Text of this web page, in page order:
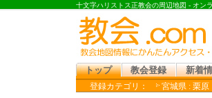
十文字ハリストス正教会の周辺地図 - オン
トップ 教会登録 新着
登録カテゴリ：
宮城県 : 栗原